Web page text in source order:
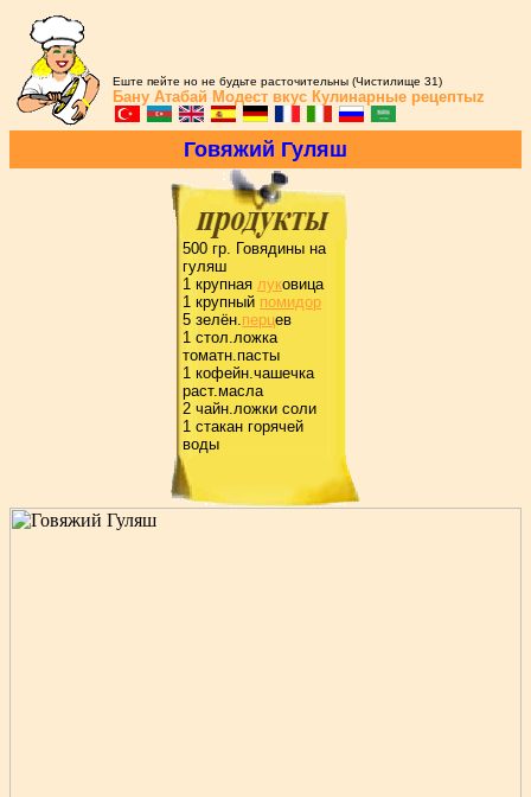
Еште пейте но не будьте расточительны (Чистилище 31)
Бану Атабай Модест вкус Кулинарные рецептыz
Говяжий Гуляш
500 гp. Говядины на
гуляш
1 кpупная луковица
1 кpупный помидоp
5 зелён.пеpцев
1 стол.ложка
томатн.пасты
1 кофейн.чашечка
pаст.масла
2 чайн.ложки соли
1 стакан гоpячей
воды